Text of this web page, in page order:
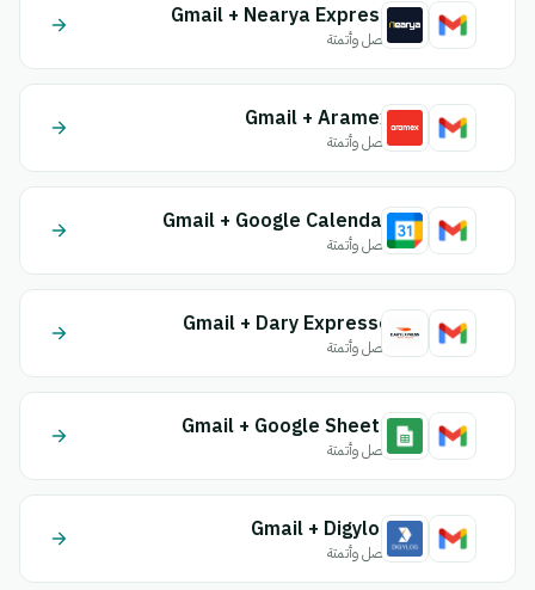
Gmail + Nearya Express
اتصل وأتمتة
Gmail + Aramex
اتصل وأتمتة
Gmail + Google Calendar
اتصل وأتمتة
Gmail + Dary Expresse
اتصل وأتمتة
Gmail + Google Sheets
اتصل وأتمتة
Gmail + Digylog
اتصل وأتمتة